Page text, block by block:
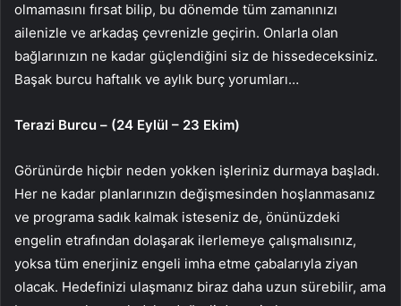
olmamasını fırsat bilip, bu dönemde tüm zamanınızı
ailenizle ve arkadaş çevrenizle geçirin. Onlarla olan
bağlarınızın ne kadar güçlendiğini siz de hissedeceksiniz.
Başak burcu haftalık ve aylık burç yorumları…
Terazi Burcu – (24 Eylül – 23 Ekim)
Görünürde hiçbir neden yokken işleriniz durmaya başladı.
Her ne kadar planlarınızın değişmesinden hoşlanmasanız
ve programa sadık kalmak isteseniz de, önünüzdeki
engelin etrafından dolaşarak ilerlemeye çalışmalısınız,
yoksa tüm enerjiniz engeli imha etme çabalarıyla ziyan
olacak. Hedefinizi ulaşmanız biraz daha uzun sürebilir, ama